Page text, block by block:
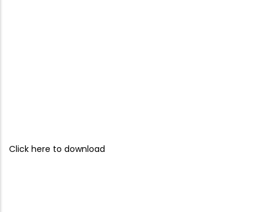
Click here to download